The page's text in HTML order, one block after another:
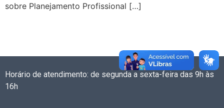
sobre Planejamento Profissional […]
Horário de atendimento: de segunda a sexta-feira das 9h às
16h